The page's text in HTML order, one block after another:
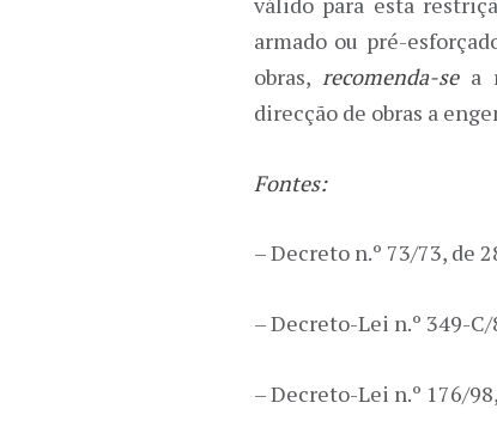
armado ou pré-
obras, recomenda-se a
direcção de obras a
Fontes:
– Decreto n.º 73/73, de
– Decreto-Lei n.º 349-C/
– Decreto-Lei n.º 176/